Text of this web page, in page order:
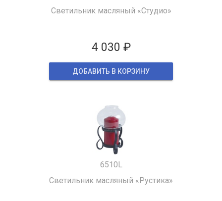
Светильник масляный «Студио»
4 030 ₽
ДОБАВИТЬ В КОРЗИНУ
6510L
Светильник масляный «Рустика»